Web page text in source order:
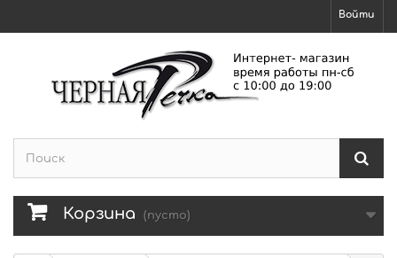
Войти
Корзина (пусто)